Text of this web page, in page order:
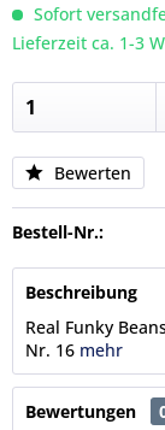
Sofort
Lieferzeit ca. 1-3
Bewerten
Bestell-Nr.:
Beschreibung
Real Funky
Nr. 16 mehr
Bewertungen